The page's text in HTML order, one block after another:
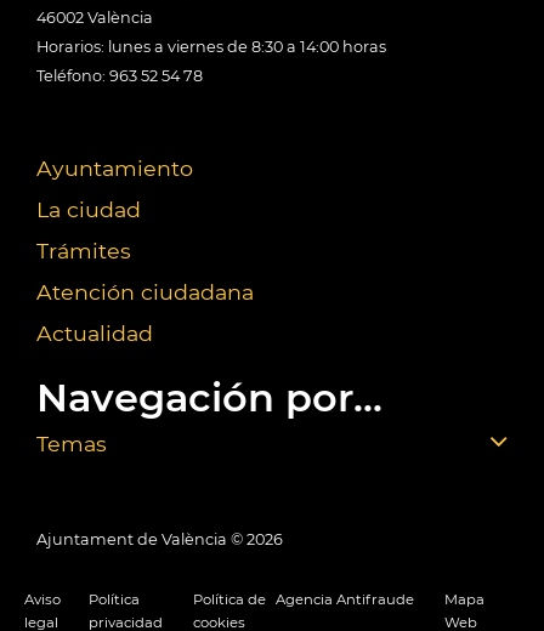
46002 València
Horarios: lunes a viernes de 8:30 a 14:00 horas
Teléfono: 963 52 54 78
Ayuntamiento
La ciudad
Trámites
Atención ciudadana
Actualidad
Navegación por...
Temas
Ajuntament de València © 2026
Aviso
legal
Política
privacidad
Política de
cookies
Agencia Antifraude
Mapa
Web